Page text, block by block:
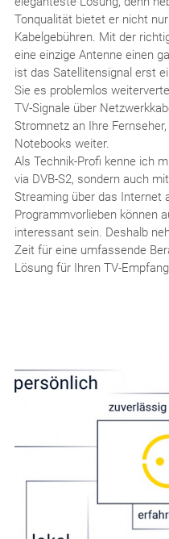
Tonqualität bietet er nicht
Kabelgebühren. Mit der
eine einzige Antenne einen
ist das Satellitensignal erst
Sie es problemlos
TV-Signale über
Stromnetz an Ihre
Notebooks weiter.
Als Technik-Profi kenne ich
via DVB-S2, sondern auch
Streaming über das Internet
Programmvorlieben können
interessant sein. Deshalb
Zeit für eine umfassende
Lösung für Ihren TV-